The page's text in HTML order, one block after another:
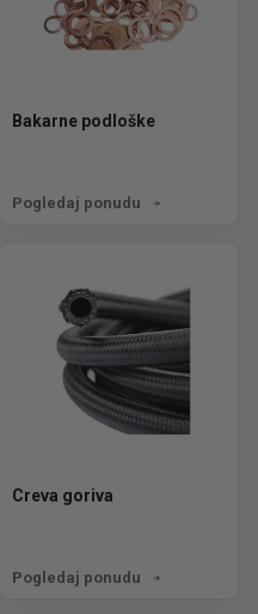
Bakarne podloške
Pogledaj ponudu
Creva goriva
Pogledaj ponudu